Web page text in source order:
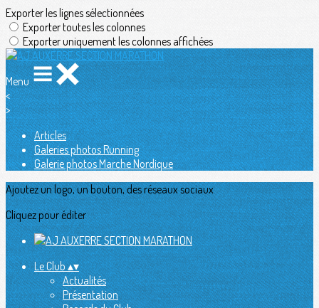
Exporter les lignes sélectionnées
Exporter toutes les colonnes
Exporter uniquement les colonnes affichées
Menu
<
>
Articles
Galeries photos Running
Galerie photos Marche Nordique
Ajoutez un logo, un bouton, des réseaux sociaux
Cliquez pour éditer
Le Club▴▾
Actualités
Présentation